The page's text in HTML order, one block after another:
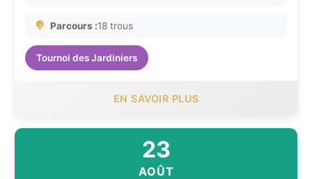
Parcours :18 trous
Tournoi des Jardiniers
EN SAVOIR PLUS
23
AOÛT